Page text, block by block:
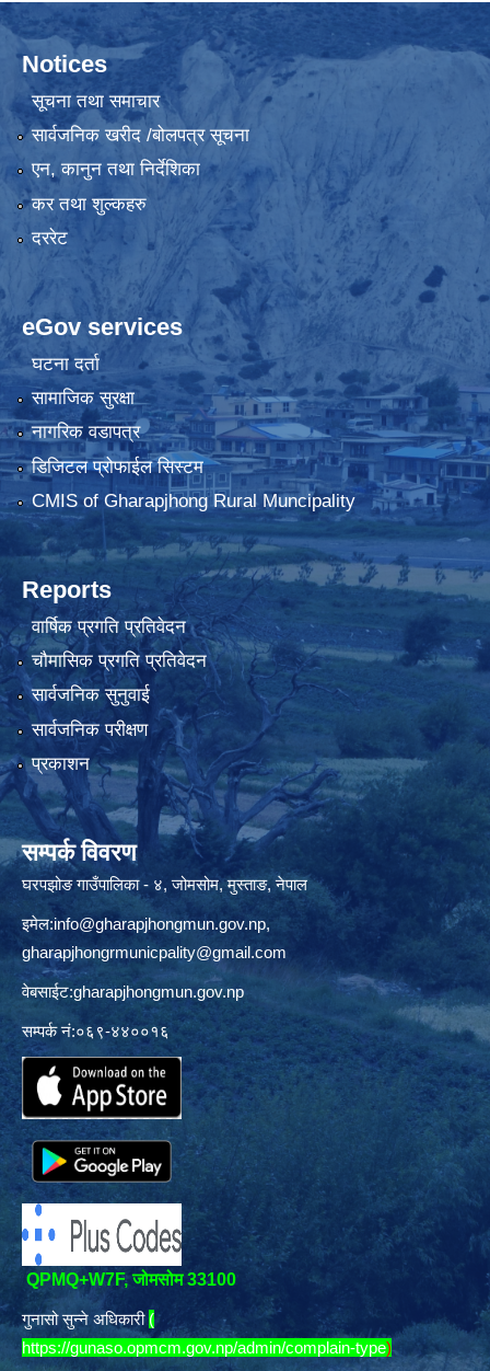
Notices
सूचना तथा समाचार
सार्वजनिक खरीद /बोलपत्र सूचना
एन, कानुन तथा निर्देशिका
कर तथा शुल्कहरु
दररेट
eGov services
घटना दर्ता
सामाजिक सुरक्षा
नागरिक वडापत्र
डिजिटल प्रोफाईल सिस्टम
CMIS of Gharapjhong Rural Muncipality
Reports
वार्षिक प्रगति प्रतिवेदन
चौमासिक प्रगति प्रतिवेदन
सार्वजनिक सुनुवाई
सार्वजनिक परीक्षण
प्रकाशन
सम्पर्क विवरण
घरपझोङ गाउँपालिका - ४, जोमसोम, मुस्ताङ, नेपाल
इमेल:info@gharapjhongmun.gov.np,
gharapjhongrmunicpality@gmail.com
वेबसाईट:gharapjhongmun.gov.np
सम्पर्क नं:०६९-४४००१६
QPMQ+W7F, जोमसोम 33100
गुनासो सुन्ने अधिकारी (
https://gunaso.opmcm.gov.np/admin/complain-type)